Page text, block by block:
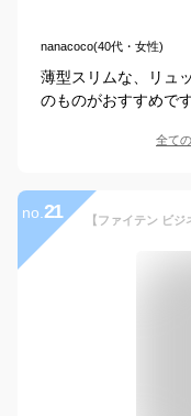
nanacoco(40代・女性)
薄型スリムな、リュ
のものがおすすめで
全て
no. 21